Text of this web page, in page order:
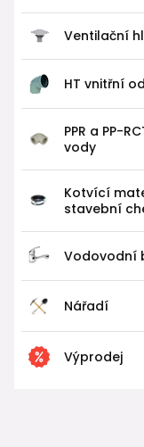
Ventilační
HT vnitřní
PPR a PP-
vody
Kotvící
stavební
Vodovodní
Nářadí
Výprodej